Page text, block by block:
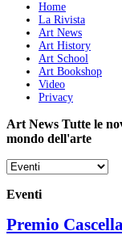
Home
La Rivista
Art News
Art History
Art School
Art Bookshop
Video
Privacy
Art News Tutte le
mondo dell'arte
Eventi
Premio